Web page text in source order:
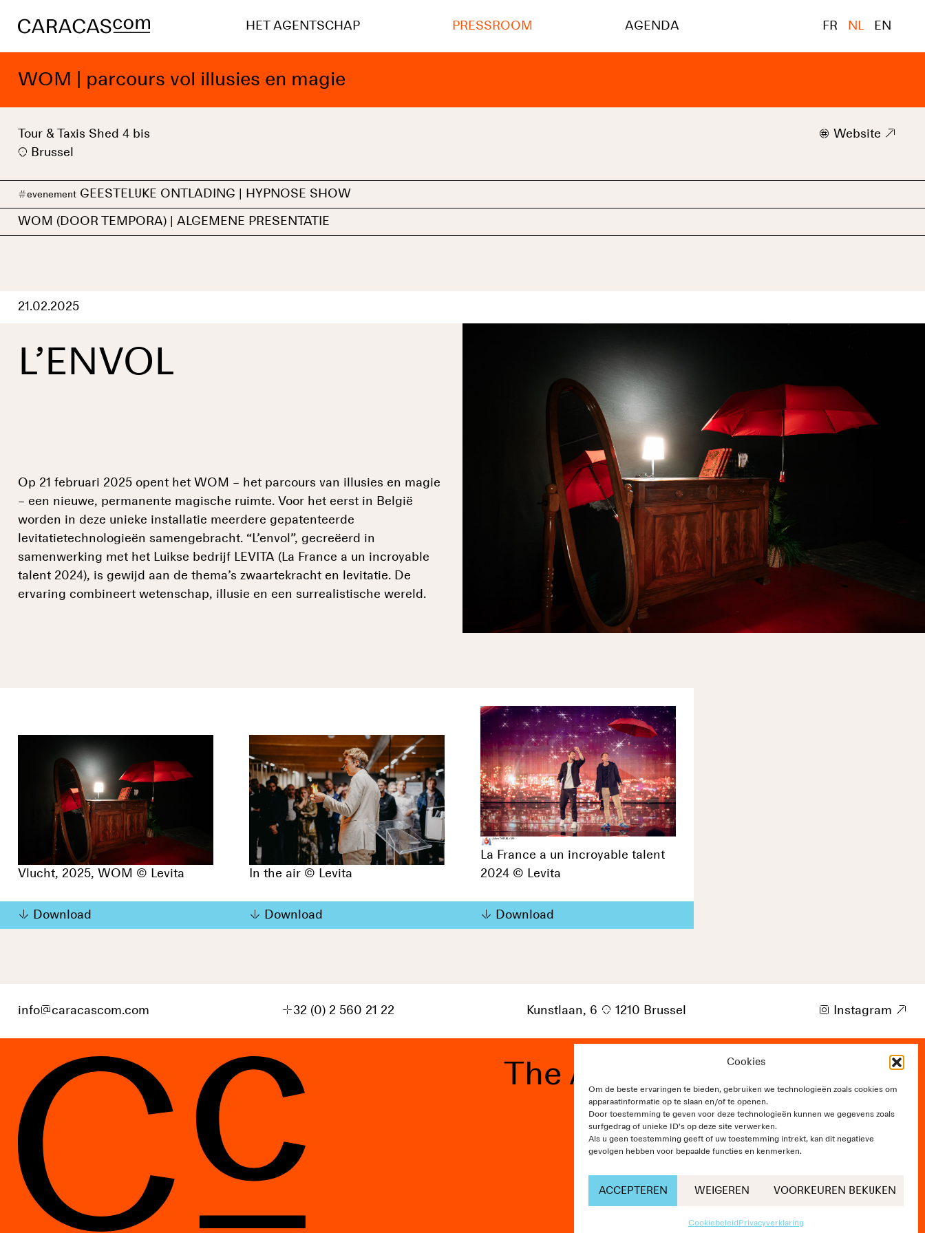
Cookies
Om de beste ervaringen te bieden, gebruiken we technologieën zoals cookies om
apparaatinformatie op te slaan en/of te openen.
Door toestemming te geven voor deze technologieën kunnen we gegevens zoals
surfgedrag of unieke ID's op deze site verwerken.
Als u geen toestemming geeft of uw toestemming intrekt, kan dit negatieve
gevolgen hebben voor bepaalde functies en kenmerken.
ACCEPTEREN WEIGEREN VOORKEUREN BEKIJKEN
Cookiebeleid Privacyverklaring
HET AGENTSCHAP PRESSROOM AGENDA FR NL EN
WOM | parcours vol illusies en magie
Tour & Taxis Shed 4 bis
Brussel
w Website 9
#evenement GEESTELIJKE ONTLADING | HYPNOSE SHOW
WOM (DOOR TEMPORA) | ALGEMENE PRESENTATIE
21.02.2025
L’ENVOL
Op 21 februari 2025 opent het WOM – het parcours van illusies en magie
– een nieuwe, permanente magische ruimte. Voor het eerst in België
worden in deze unieke installatie meerdere gepatenteerde
levitatietechnologieën samengebracht. “L’envol”, gecreëerd in
samenwerking met het Luikse bedrijf LEVITA (La France a un incroyable
talent 2024), is gewijd aan de thema’s zwaartekracht en levitatie. De
ervaring combineert wetenschap, illusie en een surrealistische wereld.
Vlucht, 2025, WOM © Levita
Download
In the air © Levita
Download
La France a un incroyable talent
2024 © Levita
Download
info@caracascom.com +32 (0) 2 560 21 22 Kunstlaan, 6 p 1210 Brussel i Instagram 9
The Art of Communication
Design:NNstudio